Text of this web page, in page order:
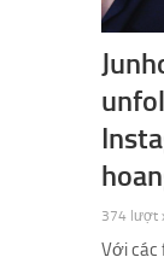
374 lượt
Với các